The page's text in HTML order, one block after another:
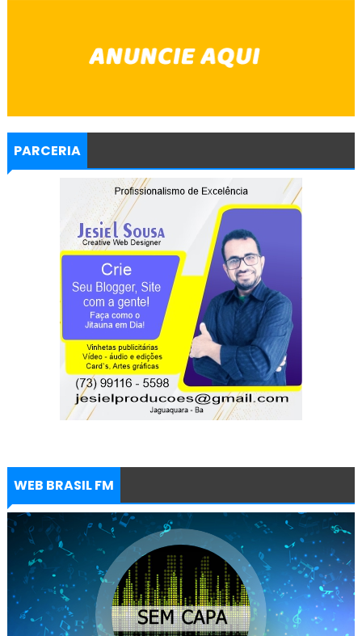
PARCERIA
WEB BRASIL FM